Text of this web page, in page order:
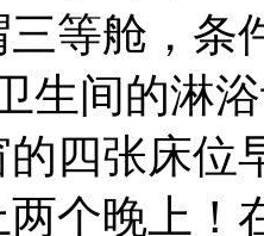
三等舱，条
生间的淋
四张床位
个晚上！